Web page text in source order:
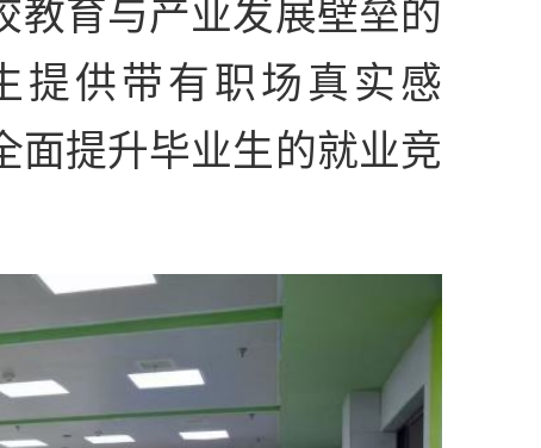
提供带有职场真实感
提升毕业生的就业竞